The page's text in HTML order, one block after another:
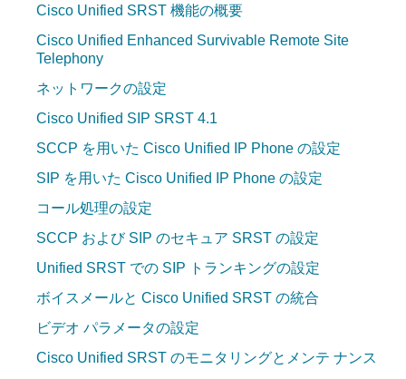
Cisco Unified SRST 機能の概要
Cisco Unified Enhanced Survivable Remote Site
Telephony
ネットワークの設定
Cisco Unified SIP SRST 4.1
SCCP を用いた Cisco Unified IP Phone の設定
SIP を用いた Cisco Unified IP Phone の設定
コール処理の設定
SCCP および SIP のセキュア SRST の設定
Unified SRST での SIP トランキングの設定
ボイスメールと Cisco Unified SRST の統合
ビデオ パラメータの設定
Cisco Unified SRST のモニタリングとメンテ ナンス